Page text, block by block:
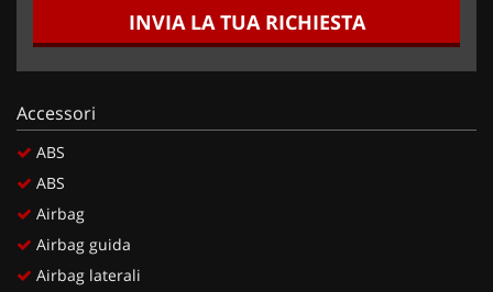
INVIA LA TUA RICHIESTA
Accessori
ABS
ABS
Airbag
Airbag guida
Airbag laterali